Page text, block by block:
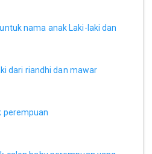
nama anak Laki-laki dan
dari riandhi dan mawar
perempuan